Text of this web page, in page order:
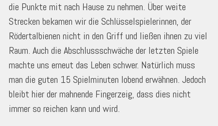
die Punkte mit nach Hause zu nehmen. Über weite
Strecken bekamen wir die Schlüsselspielerinnen, der
Rödertalbienen nicht in den Griff und ließen ihnen zu viel
Raum. Auch die Abschlussschwäche der letzten Spiele
machte uns erneut das Leben schwer. Natürlich muss
man die guten 15 Spielminuten lobend erwähnen. Jedoch
bleibt hier der mahnende Fingerzeig, dass dies nicht
immer so reichen kann und wird.